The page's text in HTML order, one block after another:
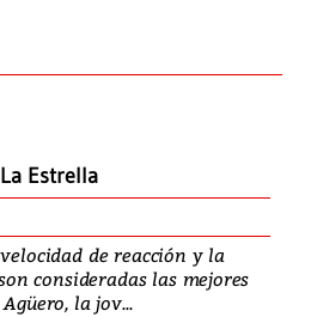
Estrella
de reacción y la
consideradas las mejores
la jov...